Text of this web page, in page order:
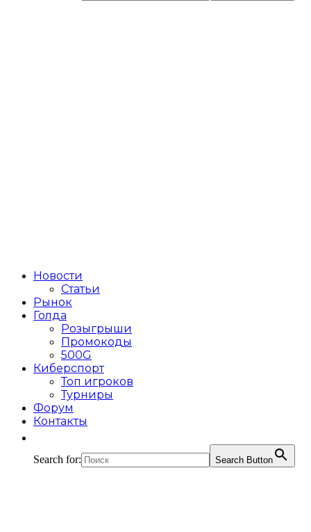
Новости
Статьи
Рынок
Голда
Розыгрыши
Промокоды
500G
Киберспорт
Топ игроков
Турниры
Форум
Контакты
Search for: Search Button